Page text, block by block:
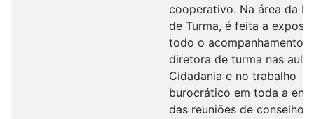
cooperativo. Na área da
de Turma, é feita a
todo o acompanhamento à
diretora de turma nas
Cidadania e no trabalho
burocrático em toda a
das reuniões de conselho